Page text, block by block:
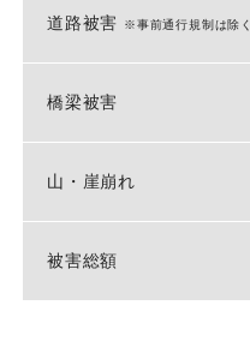
道路被害 ※事前通行規制は除く
橋梁被害
山・崖崩れ
被害総額